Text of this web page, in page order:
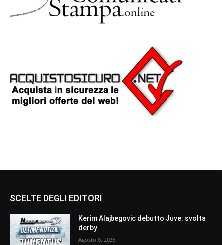
SCELTE DEGLI EDITORI
Kerim Alajbegovic debutto Juve: svolta
derby
Agosto 8, 2026